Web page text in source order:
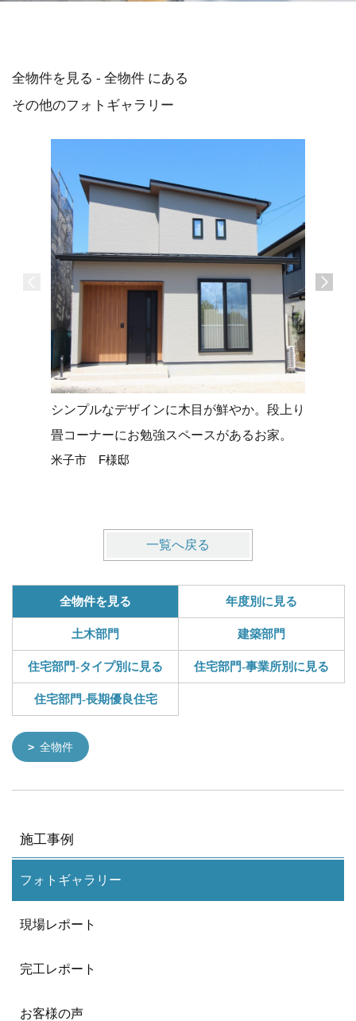
全物件を見る - 全物件 にある
その他のフォトギャラリー
シンプルなデザインに木目が鮮やか。段上り
畳コーナーにお勉強スペースがあるお家。
米子市 F様邸
一覧へ戻る
全物件を見る 年度別に見る
土木部門 建築部門
住宅部門-タイプ別に見る 住宅部門-事業所別に見る
住宅部門-長期優良住宅
全物件
施工事例
フォトギャラリー
現場レポート
完工レポート
お客様の声